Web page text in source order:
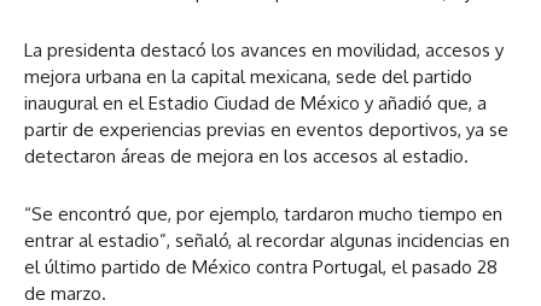
La presidenta destacó los avances en movilidad, accesos y
mejora urbana en la capital mexicana, sede del partido
inaugural en el Estadio Ciudad de México y añadió que, a
partir de experiencias previas en eventos deportivos, ya se
detectaron áreas de mejora en los accesos al estadio.
“Se encontró que, por ejemplo, tardaron mucho tiempo en
entrar al estadio”, señaló, al recordar algunas incidencias en
el último partido de México contra Portugal, el pasado 28
de marzo.